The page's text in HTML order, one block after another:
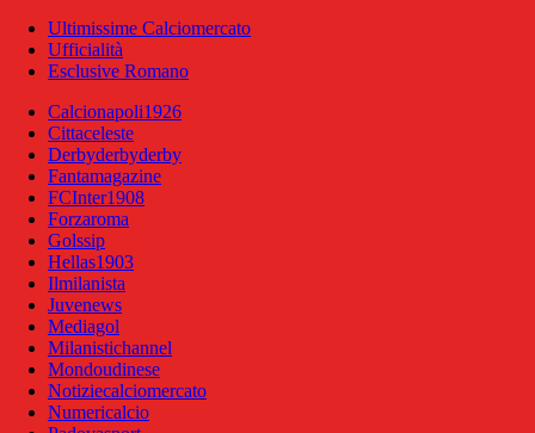
Ultimissime Calciomercato
Ufficialità
Esclusive Romano
Calcionapoli1926
Cittaceleste
Derbyderbyderby
Fantamagazine
FCInter1908
Forzaroma
Golssip
Hellas1903
Ilmilanista
Juvenews
Mediagol
Milanistichannel
Mondoudinese
Notiziecalciomercato
Numericalcio